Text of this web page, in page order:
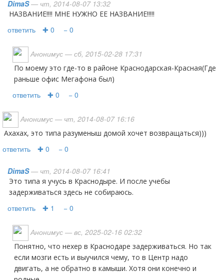
DimaS— чт, 2014-08-07 13:32
НАЗВАНИЕ!!!! МНЕ НУЖНО ЕЕ НАЗВАНИЕ!!!!!
ответить ✚ 0 − 0
Анонимус — сб, 2015-02-28 17:31
По моему это где-то в районе Краснодарская-Красная(Где
раньше офис Мегафона был)
ответить ✚ 0 − 0
Анонимус — чт, 2014-08-07 16:16
Ахахах, это типа разуменыш домой хочет возвращаться)))
ответить ✚ 0 − 0
DimaS— чт, 2014-08-07 16:41
Это типа я учусь в Краснодыре. И после учебы
задерживаться здесь не собираюсь.
ответить ✚ 1 − 0
Анонимус — вс, 2025-02-16 02:32
Понятно, что нехер в Краснодаре задерживаться. Но так
если мозги есть и выучился чему, то в Центр надо
двигать, а не обратно в камыши. Хотя они конечно и